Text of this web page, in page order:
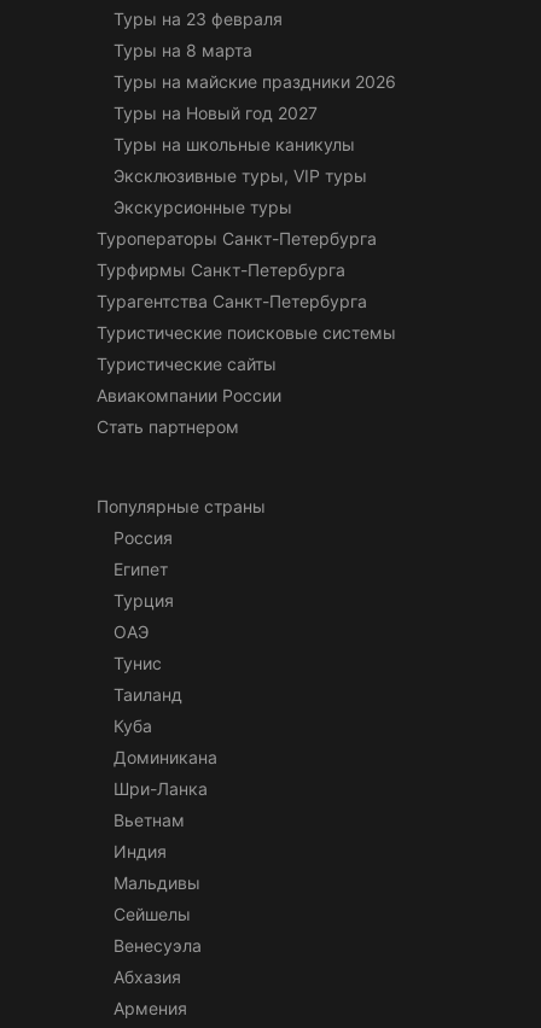
Туры на 23 февраля
Туры на 8 марта
Туры на майские праздники 2026
Туры на Новый год 2027
Туры на школьные каникулы
Эксклюзивные туры, VIP туры
Экскурсионные туры
Туроператоры Санкт-Петербурга
Турфирмы Санкт-Петербурга
Турагентства Санкт-Петербурга
Туристические поисковые системы
Туристические сайты
Авиакомпании России
Стать партнером
Популярные страны
Россия
Египет
Турция
ОАЭ
Тунис
Таиланд
Куба
Доминикана
Шри-Ланка
Вьетнам
Индия
Мальдивы
Сейшелы
Венесуэла
Абхазия
Армения